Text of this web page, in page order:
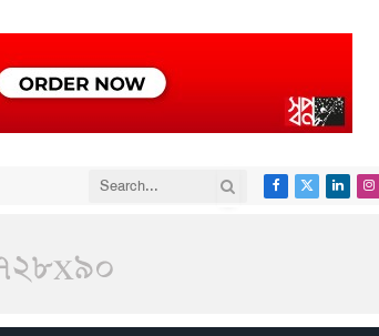
Facebook
X